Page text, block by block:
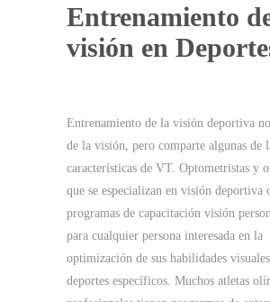
Entrenamiento
visión en
Entrenamiento de la visión deportiva
de la visión, pero comparte algunas de
características de VT. Optometristas y
que se especializan en visión deportiva
programas de capacitación visión
para cualquier persona interesada en la
optimización de sus habilidades
deportes específicos. Muchos atletas